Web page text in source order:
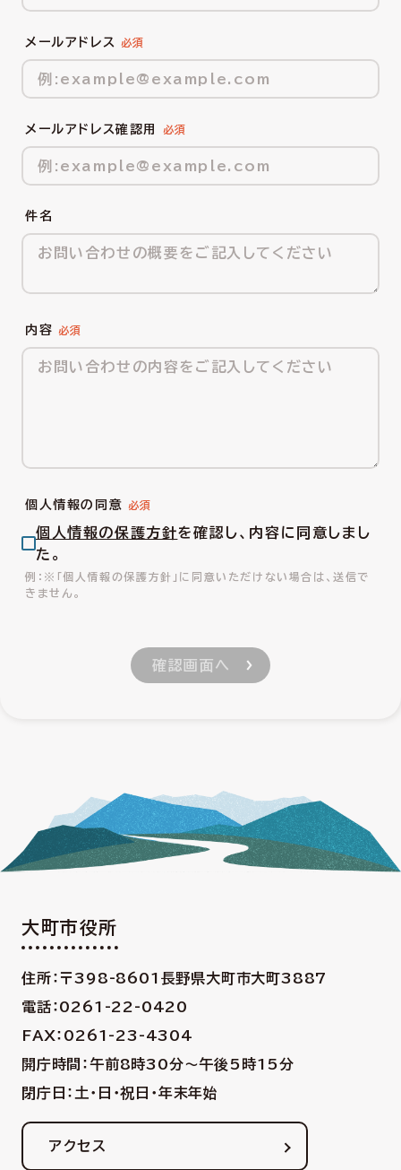
メールアドレス
メールアドレス確認用
件名
内容
個人情報の同意
個人情報の保護方針を確認し、内容に同意しまし
た。
※「個人情報の保護方針」に同意いただけない場合は、送信で
きません。
大町市役所
住所：〒398-8601 長野県大町市大町3887
電話：0261-22-0420
FAX：0261-23-4304
開庁時間：午前8時30分〜午後5時15分
閉庁日：土・日・祝日・年末年始
アクセス